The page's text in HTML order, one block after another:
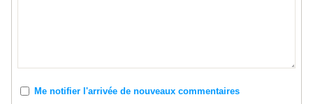
Me notifier l'arrivée de nouveaux commentaires